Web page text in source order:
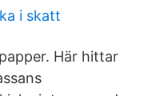
i skatt
Här hittar